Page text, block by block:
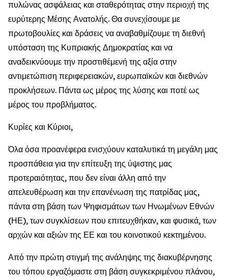
πυλώνας ασφάλειας και σταθερότητας στην περιοχή της
ευρύτερης Μέσης Ανατολής. Θα συνεχίσουμε με
πρωτοβουλίες και δράσεις να αναβαθμίζουμε τη διεθνή
υπόσταση της Κυπριακής Δημοκρατίας και να
αναδεικνύουμε την προστιθέμενή της αξία στην
αντιμετώπιση περιφερειακών, ευρωπαϊκών και διεθνών
προκλήσεων. Πάντα ως μέρος της λύσης και ποτέ ως
μέρος του προβλήματος.
Κυρίες και Κύριοι,
Όλα όσα προανέφερα ενισχύουν καταλυτικά τη μεγάλη μας
προσπάθεια για την επίτευξη της ύψιστης μας
προτεραιότητας, που δεν είναι άλλη από την
απελευθέρωση και την επανένωση της πατρίδας μας,
πάντα στη βάση των Ψηφισμάτων των Ηνωμένων Εθνών
(ΗΕ), των συγκλίσεων που επιτευχθήκαν, και φυσικά, των
αρχών και αξιών της ΕΕ και του κοινοτικού κεκτημένου.
Από την πρώτη στιγμή της ανάληψης της διακυβέρνησης
του τόπου εργαζόμαστε στη βάση συγκεκριμένου πλάνου,